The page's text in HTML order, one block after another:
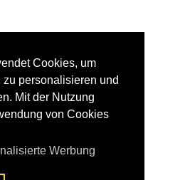
Cookies, um
zu personalisieren und
Mit der Nutzung
von Cookies
Werbung